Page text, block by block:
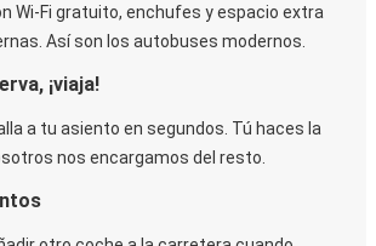
Wi-Fi gratuito, enchufes y espacio extra
Así son los autobuses modernos.
¡viaja!
a tu asiento en segundos. Tú haces la
nos encargamos del resto.